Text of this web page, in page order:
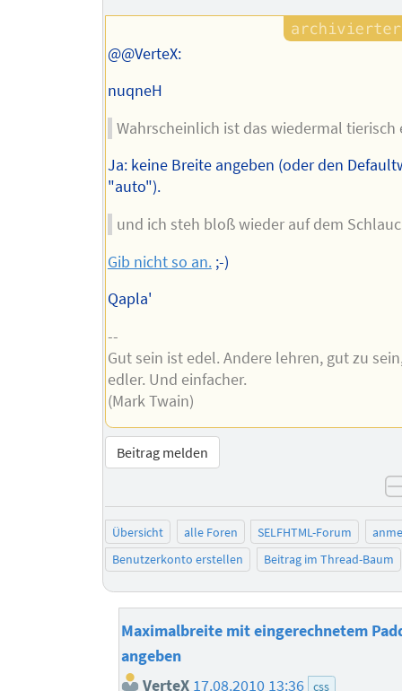
Autors
@@VerteX:
nuqneH
Wahrscheinlich ist das wiedermal tierisch
Ja: keine Breite angeben (oder den
"auto").
und ich steh bloß wieder auf dem
Gib nicht so an.;-)
Qapla'
--
Gut sein ist edel. Andere lehren, gut zu
edler. Und einfacher.
(Mark Twain)
Beitrag melden
Übersicht alle Foren SELFHTML-Forum
Benutzerkonto erstellen
Beitrag im Thread-Baum
Maximalbreite mit eingerechnetem
angeben
VerteX 17.08.2010 13:36 css